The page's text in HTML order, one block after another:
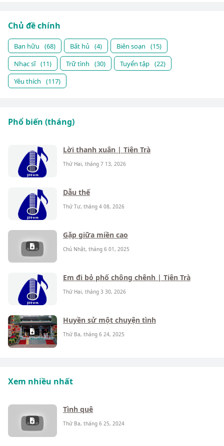
Chủ đề chính
Bạn hữu (68) Bất hủ (4) Biên soạn
(15)
Nhạc sĩ (11) Trữ tình (30) Tuyển tập (22)
Yêu thích
(117)
Phổ biến (tháng)
Lời thanh xuân | Tiên Trà
Thứ Hai, tháng 7 13, 2026
Dẫu thế
Thứ Tư, tháng 4 08, 2026
Gặp giữa miền cao
Chủ Nhật, tháng 6 01, 2025
Em đi bỏ phố chông chênh | Tiên Trà
Thứ Hai, tháng 3 30, 2026
Huyền sử một chuyện tình
Thứ Ba, tháng 6 24, 2025
Xem nhiều nhất
Tình quê
Thứ Ba, tháng 6 25, 2024